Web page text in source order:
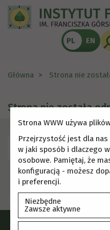
PL EN
Główna Strona nie
Strona nie została
Skorzystaj z menu, aby
Strona WWW używa
Przejrzystość jest dla nas
w jaki sposób i dlaczego
osobowe. Pamiętaj, że
konfiguracją - możesz
i preferencji.
Niezbędne
Zawsze aktywne